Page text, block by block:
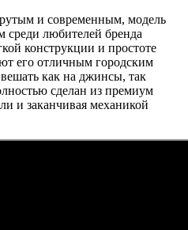
и современным, модель
среди любителей бренда
конструкции и простоте
его отличным городским
как на джинсы, так
сделан из премиум
и заканчивая механикой